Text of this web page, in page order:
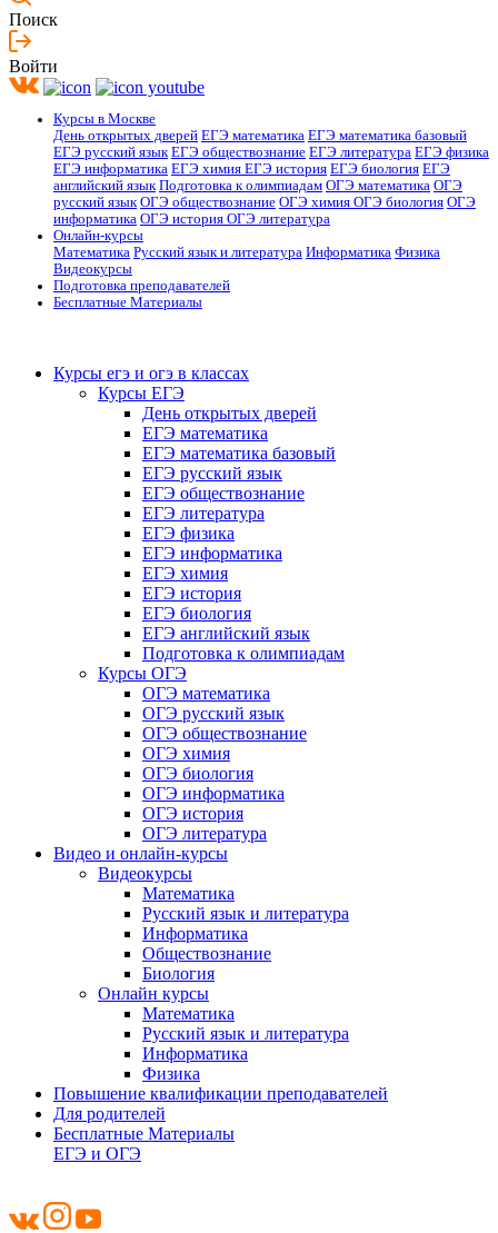
Поиск
Войти
Курсы в Москве
День открытых дверей ЕГЭ математика ЕГЭ математика базовый
ЕГЭ русский язык ЕГЭ обществознание ЕГЭ литература ЕГЭ физика
ЕГЭ информатика ЕГЭ химия ЕГЭ история ЕГЭ биология ЕГЭ
английский язык Подготовка к олимпиадам ОГЭ математика ОГЭ
русский язык ОГЭ обществознание ОГЭ химия ОГЭ биология ОГЭ
информатика ОГЭ история ОГЭ литература
Онлайн-курсы
Математика Русский язык и литература Информатика Физика
Видеокурсы
Подготовка преподавателей
Бесплатные Материалы
Курсы егэ и огэ в классах
Курсы ЕГЭ
День открытых дверей
ЕГЭ математика
ЕГЭ математика базовый
ЕГЭ русский язык
ЕГЭ обществознание
ЕГЭ литература
ЕГЭ физика
ЕГЭ информатика
ЕГЭ химия
ЕГЭ история
ЕГЭ биология
ЕГЭ английский язык
Подготовка к олимпиадам
Курсы ОГЭ
ОГЭ математика
ОГЭ русский язык
ОГЭ обществознание
ОГЭ химия
ОГЭ биология
ОГЭ информатика
ОГЭ история
ОГЭ литература
Видео и онлайн-курсы
Видеокурсы
Математика
Русский язык и литература
Информатика
Обществознание
Биология
Онлайн курсы
Математика
Русский язык и литература
Информатика
Физика
Повышение квалификации преподавателей
Для родителей
Бесплатные Материалы
ЕГЭ и ОГЭ